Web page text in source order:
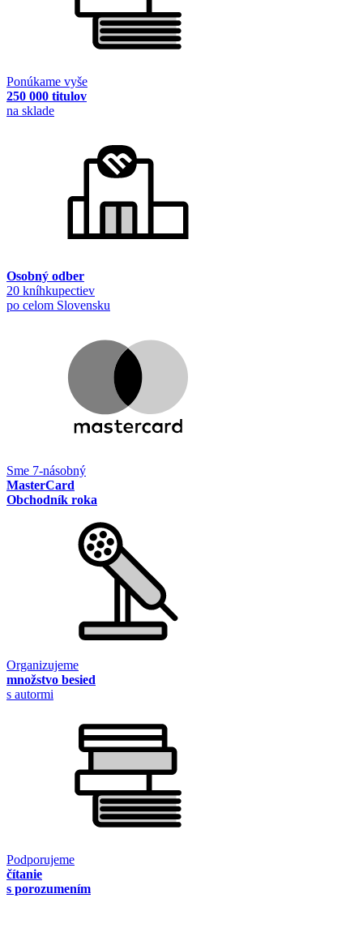
Ponúkame vyše
250 000 titulov
na sklade
Osobný odber
20 kníhkupectiev
po celom Slovensku
Sme 7-násobný
MasterCard
Obchodník roka
Organizujeme
množstvo besied
s autormi
Podporujeme
čítanie
s porozumením